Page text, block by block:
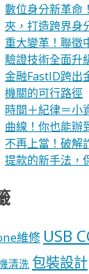
數位身分新革命
夾，打造跨界身
重大變革！聯徵
驗證技術全面升
金融FastID跨出
機關的可行路徑
時間＋紀律＝小
曲線！你也能辦
不再上當！破解
提款的新手法，
維修 USB
清洗 包裝設計